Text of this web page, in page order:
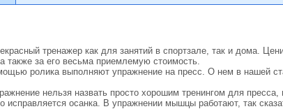
тренажер как для занятий в спортзале, так и дома.
также за его весьма приемлемую стоимость.
ролика выполняют упражнение на пресс. О нем в нашей
нельзя назвать просто хорошим тренингом для
исправляется осанка. В упражнении мышцы работают, так